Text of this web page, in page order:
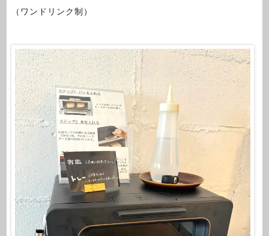
（ワンドリンク制）